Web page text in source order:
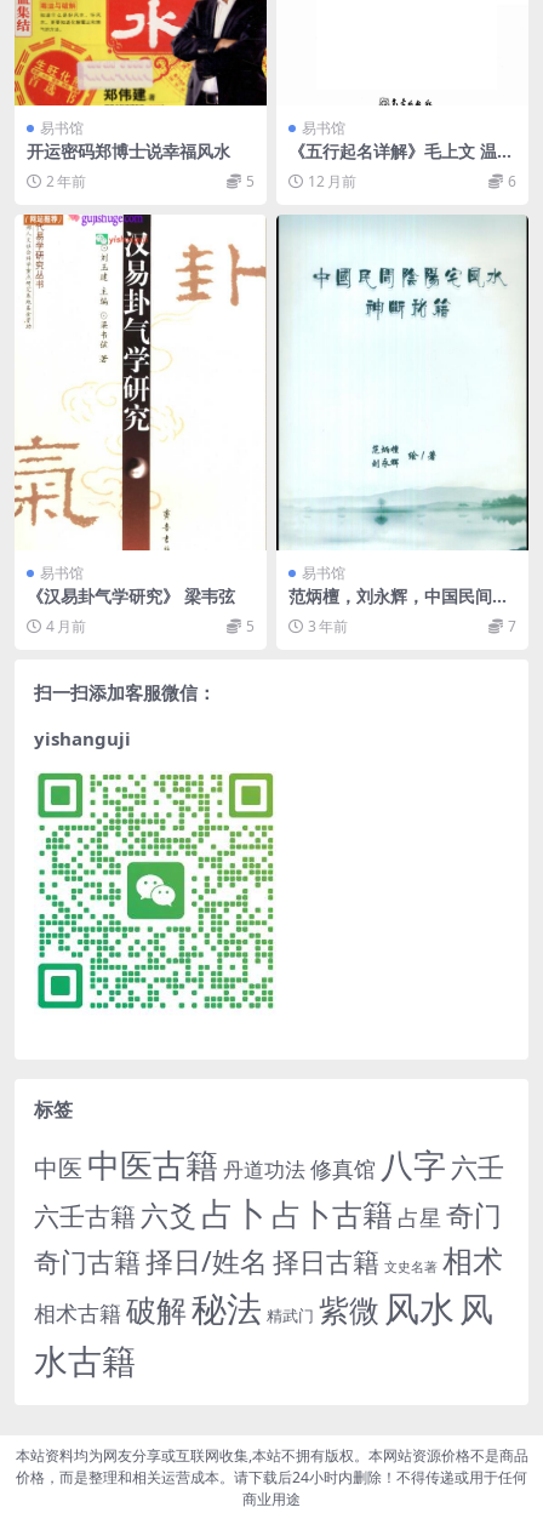
易书馆
开运密码郑博士说幸福风水
2 年前 5
易书馆
《五行起名详解》毛上文 温芳
编著12 月前 6
易书馆
《汉易卦气学研究》 梁韦弦
4 月前 5
易书馆
范炳檀，刘永辉，中国民间阴
阳宅风水神断秘籍 ——古籍书
阁 3 年前 7
扫一扫添加客服微信：
yishanguji
标签
中医 中医古籍 丹道功法修真馆 八字 六壬
六壬古籍 六爻 占卜 占卜古籍 占星 奇门
奇门古籍择日/姓名 择日古籍 文史名著 相术
相术古籍破解秘法 精武门 紫微 风水 风
水古籍
本站资料均为网友分享或互联网收集,本站不拥有版权。本网站资源价格不是商品
价格，而是整理和相关运营成本。请下载后24小时内删除！不得传递或用于任何
商业用途